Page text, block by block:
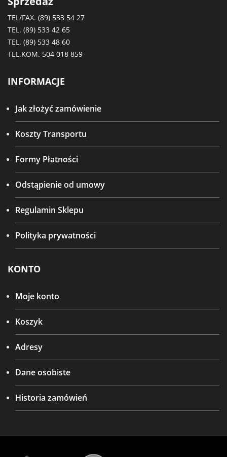
TEL/FAX. (89) 533 54 27
TEL. (89) 533 42 65
TEL. (89) 533 48 60
TEL.KOM. 504 018 859
INFORMACJE
Jak złożyć zamówienie
Koszty Transportu
Formy Płatności
Odstąpienie od umowy
Regulamin Sklepu
Polityka prywatności
KONTO
Moje konto
Koszyk
Adresy
Dane osobiste
Historia zamówień